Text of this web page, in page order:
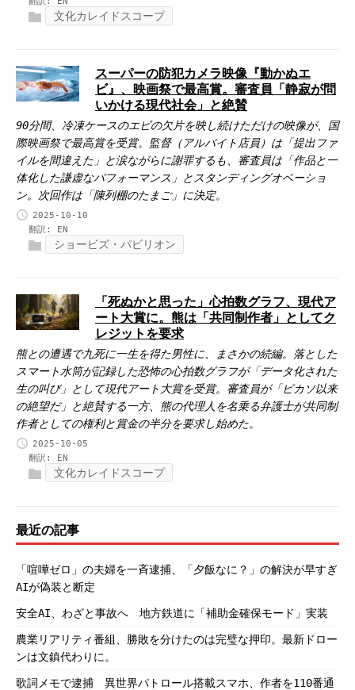
文化カレイドスコープ
スーパーの防犯カメラ映像『動かぬエ
ビ』、映画祭で最高賞。審査員「静寂が問
いかける現代社会」と絶賛
90分間、冷凍ケースのエビの欠片を映し続けただけの映像が、国
際映画祭で最高賞を受賞。監督（アルバイト店員）は「提出ファ
イルを間違えた」と涙ながらに謝罪するも、審査員は「作品と一
体化した謙虚なパフォーマンス」とスタンディングオベーショ
ン。次回作は「陳列棚のたまご」に決定。
2025-10-10
翻訳: EN
ショービズ・パビリオン
「死ぬかと思った」心拍数グラフ、現代ア
ート大賞に。熊は「共同制作者」としてク
レジットを要求
熊との遭遇で九死に一生を得た男性に、まさかの続編。落とした
スマート水筒が記録した恐怖の心拍数グラフが「データ化された
生の叫び」として現代アート大賞を受賞。審査員が「ピカソ以来
の絶望だ」と絶賛する一方、熊の代理人を名乗る弁護士が共同制
作者としての権利と賞金の半分を要求し始めた。
2025-10-05
翻訳: EN
文化カレイドスコープ
最近の記事
「喧嘩ゼロ」の夫婦を一斉逮捕、「夕飯なに？」の解決が早すぎ
AIが偽装と断定
安全AI、わざと事故へ 地方鉄道に「補助金確保モード」実装
農業リアリティ番組、勝敗を分けたのは完璧な押印。最新ドロー
ンは文鎮代わりに。
歌詞メモで逮捕 異世界パトロール搭載スマホ、作者を110番通